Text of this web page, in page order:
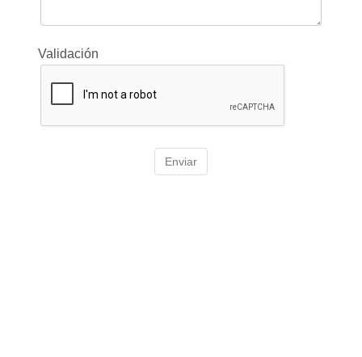
Validación